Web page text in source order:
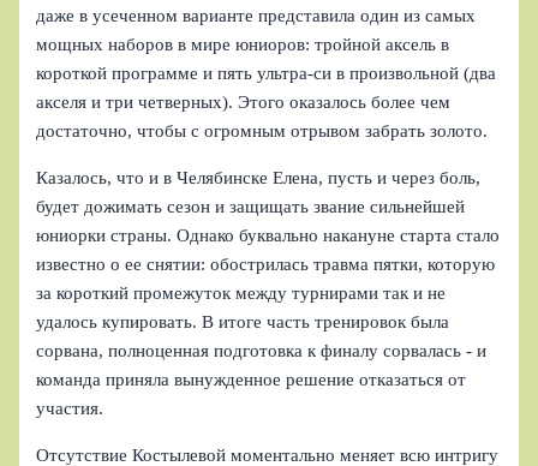
даже в усеченном варианте представила один из самых
мощных наборов в мире юниоров: тройной аксель в
короткой программе и пять ультра-си в произвольной (два
акселя и три четверных). Этого оказалось более чем
достаточно, чтобы с огромным отрывом забрать золото.
Казалось, что и в Челябинске Елена, пусть и через боль,
будет дожимать сезон и защищать звание сильнейшей
юниорки страны. Однако буквально накануне старта стало
известно о ее снятии: обострилась травма пятки, которую
за короткий промежуток между турнирами так и не
удалось купировать. В итоге часть тренировок была
сорвана, полноценная подготовка к финалу сорвалась - и
команда приняла вынужденное решение отказаться от
участия.
Отсутствие Костылевой моментально меняет всю интригу